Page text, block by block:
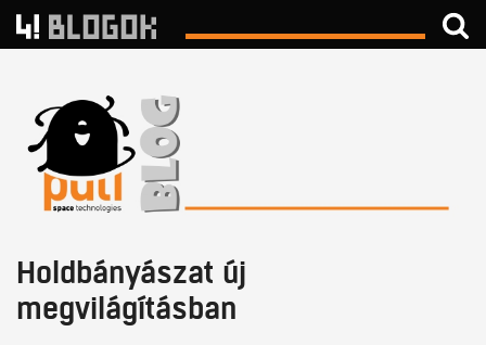
Holdbányászat új
megvilágításban